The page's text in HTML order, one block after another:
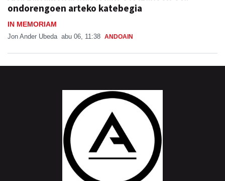
ondorengoen arteko katebegia
IN MEMORIAM
Jon Ander Ubeda abu 06, 11:38 ANDOAIN